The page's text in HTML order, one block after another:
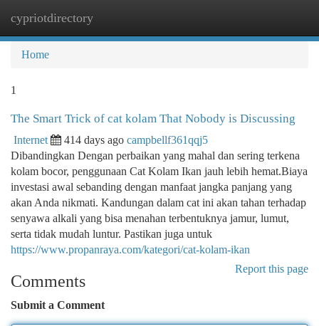
cypriotdirectory
Home
1
The Smart Trick of cat kolam That Nobody is Discussing
Internet 414 days ago campbellf361qqj5
Dibandingkan Dengan perbaikan yang mahal dan sering terkena
kolam bocor, penggunaan Cat Kolam Ikan jauh lebih hemat.Biaya
investasi awal sebanding dengan manfaat jangka panjang yang
akan Anda nikmati. Kandungan dalam cat ini akan tahan terhadap
senyawa alkali yang bisa menahan terbentuknya jamur, lumut,
serta tidak mudah luntur. Pastikan juga untuk
https://www.propanraya.com/kategori/cat-kolam-ikan
Report this page
Comments
Submit a Comment